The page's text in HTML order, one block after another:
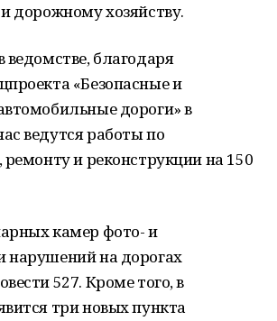
дорожному хозяйству.
благодаря
«Безопасные и
дороги» в
ведутся работы по
ремонту и реконструкции на 150
камер фото- и
нарушений на дорогах
527. Кроме того, в
три новых пункта